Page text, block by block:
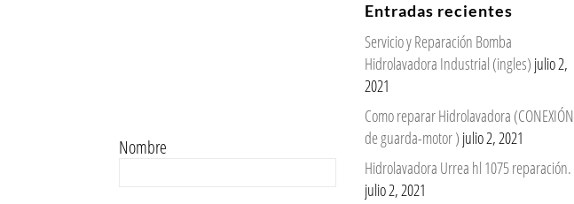
Nombre
Entradas recientes
Servicio y Reparación Bomba
Hidrolavadora Industrial (ingles) julio 2,
2021
Como reparar Hidrolavadora (CONEXIÓN
de guarda-motor ) julio 2, 2021
Hidrolavadora Urrea hl 1075 reparación.
julio 2, 2021